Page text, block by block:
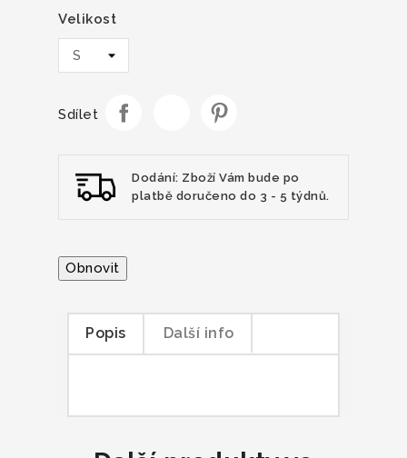
Velikost
Sdílet
Dodání: Zboží Vám bude po
platbě doručeno do 3 - 5 týdnů.
Popis Další info